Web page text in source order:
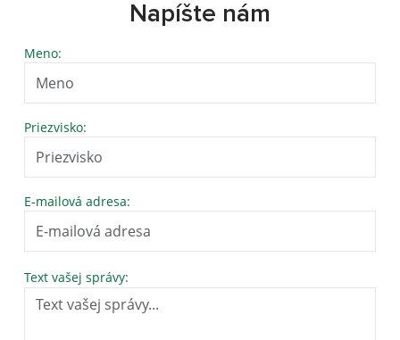
Napíšte nám
Meno:
Priezvisko:
E-mailová adresa:
Text vašej správy: